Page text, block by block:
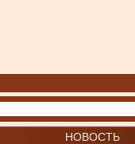
НОВОСТЬ